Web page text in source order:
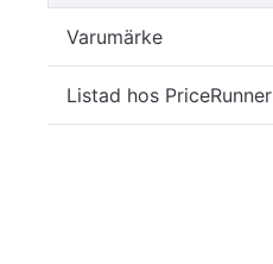
Varumärke
Listad hos PriceRunner